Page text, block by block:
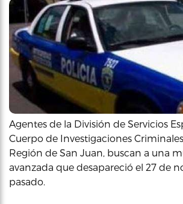
Agentes de la División de Servicios
Cuerpo de Investigaciones
Región de San Juan, buscan a una
avanzada que desapareció el 27 de
pasado.